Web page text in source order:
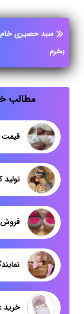
سبد حصیری خام
بخرم
مطالب
تولید
فروش